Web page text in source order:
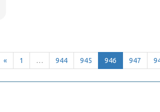
« 1 … 944 945 946 947